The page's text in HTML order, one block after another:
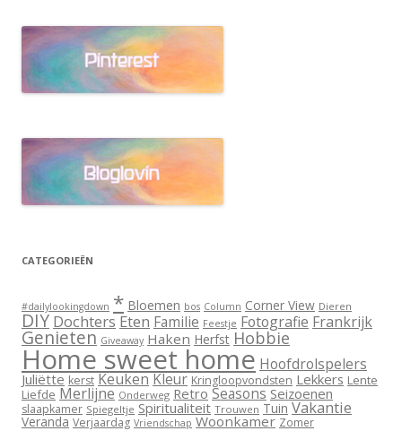
CATEGORIEËN
#dailylookingdown * Bloemen bos Column Corner View Dieren
DIY Dochters Eten Familie Feestje Fotografie Frankrijk
Genieten Giveaway Haken Herfst Hobbie
Home sweet home Hoofdrolspelers
Juliëtte kerst KeukenKleur Kringloopvondsten Lekkers Lente
Liefde Merlijne Onderweg Retro Seasons Seizoenen
slaapkamer Spiegeltje Spiritualiteit Trouwen Tuin Vakantie
Veranda Verjaardag Vriendschap Woonkamer Zomer